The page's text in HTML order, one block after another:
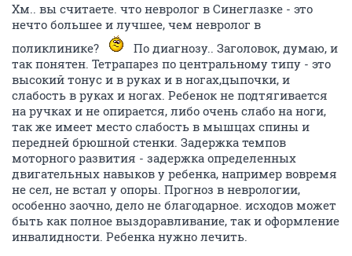
Хм.. вы считаете. что невролог в Синеглазке - это
нечто большее и лучшее, чем невролог в
поликлинике?
По диагнозу.. Заголовок, думаю, и
так понятен. Тетрапарез по центральному типу - это
высокий тонус и в руках и в ногах,цыпочки, и
слабость в руках и ногах. Ребенок не подтягивается
на ручках и не опирается, либо очень слабо на ноги,
так же имеет место слабость в мышцах спины и
передней брюшной стенки. Задержка темпов
моторного развития - задержка определенных
двигательных навыков у ребенка, например вовремя
не сел, не встал у опоры. Прогноз в неврологии,
особенно заочно, дело не благодарное. исходов может
быть как полное выздоравливание, так и оформление
инвалидности. Ребенка нужно лечить.